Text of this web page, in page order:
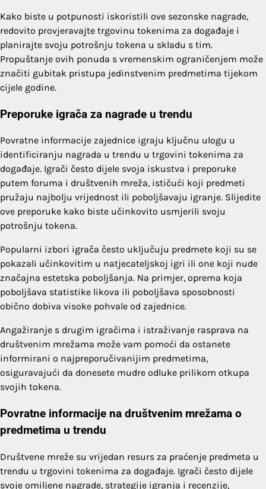
Kako biste u potpunosti iskoristili ove sezonske nagrade,
redovito provjeravajte trgovinu tokenima za događaje i
planirajte svoju potrošnju tokena u skladu s tim.
Propuštanje ovih ponuda s vremenskim ograničenjem može
značiti gubitak pristupa jedinstvenim predmetima tijekom
cijele godine.
Preporuke igrača za nagrade u trendu
Povratne informacije zajednice igraju ključnu ulogu u
identificiranju nagrada u trendu u trgovini tokenima za
događaje. Igrači često dijele svoja iskustva i preporuke
putem foruma i društvenih mreža, ističući koji predmeti
pružaju najbolju vrijednost ili poboljšavaju igranje. Slijedite
ove preporuke kako biste učinkovito usmjerili svoju
potrošnju tokena.
Popularni izbori igrača često uključuju predmete koji su se
pokazali učinkovitim u natjecateljskoj igri ili one koji nude
značajna estetska poboljšanja. Na primjer, oprema koja
poboljšava statistike likova ili poboljšava sposobnosti
obično dobiva visoke pohvale od zajednice.
Angažiranje s drugim igračima i istraživanje rasprava na
društvenim mrežama može vam pomoći da ostanete
informirani o najpreporučivanijim predmetima,
osiguravajući da donesete mudre odluke prilikom otkupa
svojih tokena.
Povratne informacije na društvenim mrežama o
predmetima u trendu
Društvene mreže su vrijedan resurs za praćenje predmeta u
trendu u trgovini tokenima za događaje. Igrači često dijele
svoje omiljene nagrade, strategije igranja i recenzije,